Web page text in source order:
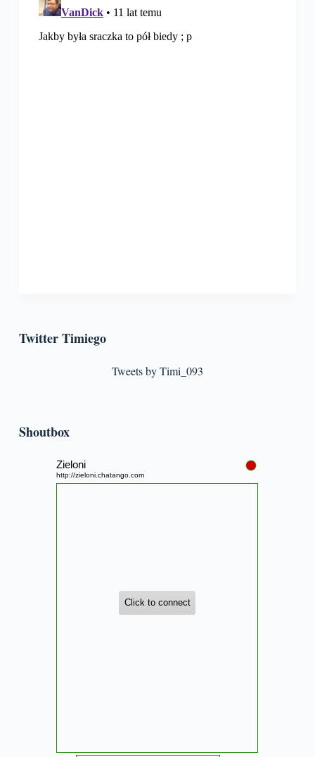
Twitter Timiego
Tweets by Timi_093
Shoutbox